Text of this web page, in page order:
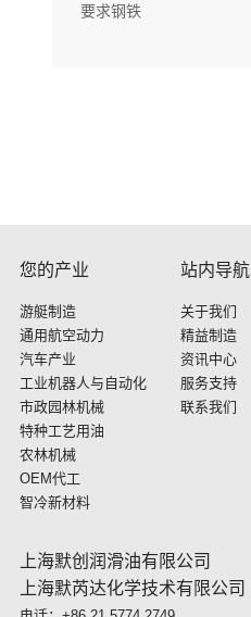
要求钢铁
您的产业
游艇制造
通用航空动力
汽车产业
工业机器人与自动化
市政园林机械
特种工艺用油
农林机械
OEM代工
智冷新材料
站内导航
关于我们
精益制造
资讯中心
服务支持
联系我们
上海默创润滑油有限公司
上海默芮达化学技术有限公司